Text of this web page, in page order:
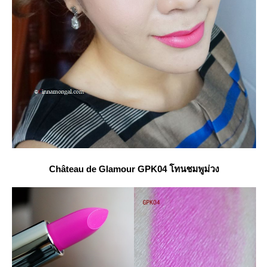
Château de Glamour GPK04 โทนชมพูม่วง